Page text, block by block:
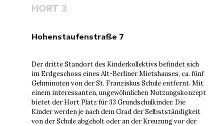
HORT 3
Hohenstaufenstraße 7
Der dritte Standort des Kinderkollektivs befindet sich
im Erdgeschoss eines Alt-Berliner Mietshauses, ca. fünf
Gehminuten von der St. Franziskus Schule entfernt. Mit
einem interessanten, ungewöhnlichen Nutzungskonzept
bietet der Hort Platz für 33 Grundschulkinder. Die
Kinder werden je nach dem Grad der Selbstständigkeit
von der Schule abgeholt oder an der Kreuzung vor der